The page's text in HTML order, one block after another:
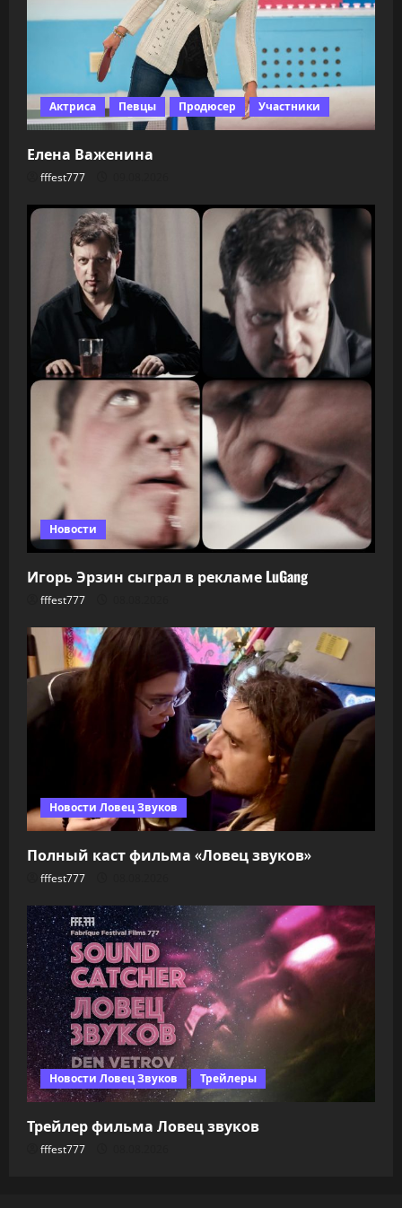
Актриса Певцы Продюсер Участники
Елена Важенина
fffest777
Новости
Игорь Эрзин сыграл в рекламе LuGang
fffest777
Новости Ловец Звуков
Полный каст фильма «Ловец звуков»
fffest777
Новости Ловец Звуков Трейлеры
Трейлер фильма Ловец звуков
fffest777